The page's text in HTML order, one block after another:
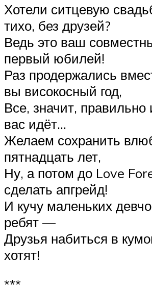
Хотели ситцевую
тихо, без друзей?
Ведь это ваш
первый юбилей!
Раз продержались
вы високосный год,
Все, значит, правильно
вас идёт…
Желаем сохранить
пятнадцать лет,
Ну, а потом до Love
сделать апгрейд!
И кучу маленьких
ребят —
Друзья набиться в
хотят!
***